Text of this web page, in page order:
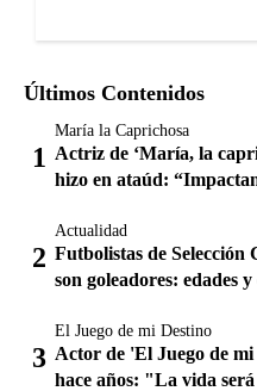
Últimos Contenidos
María la Caprichosa
Actriz de ‘María, la
hizo en ataúd:
Actualidad
Futbolistas de Selección
son goleadores: edades
El Juego de mi Destino
Actor de 'El Juego de
hace años: "La vida